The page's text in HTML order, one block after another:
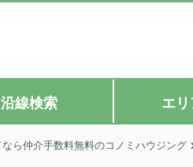
沿線検索 エ
ら仲介手数料無料のコノミハウジング